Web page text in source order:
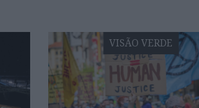
VISÃO VERDE